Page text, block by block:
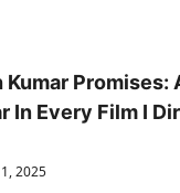
Kumar Promises:
In Every Film I
2025